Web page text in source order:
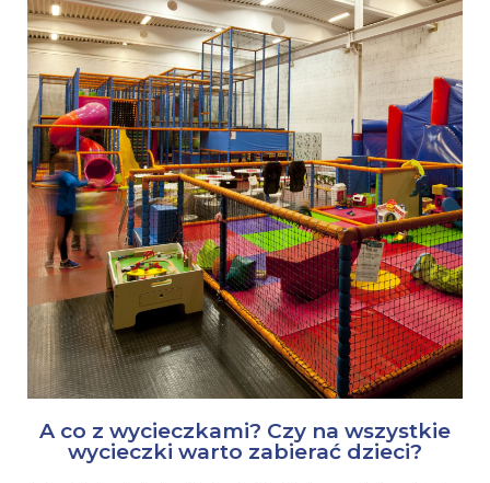
A co z wycieczkami? Czy na wszystkie
wycieczki warto zabierać dzieci?